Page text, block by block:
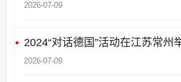
2026-07-09
2024“对话德国”活动在江苏常州
2026-07-09